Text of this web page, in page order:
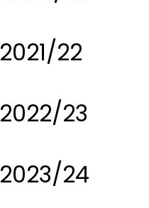
2021/22
2022/23
2023/24